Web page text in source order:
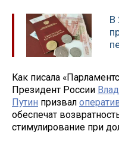
В
Как писала
Президент России
Путин призвал
обеспечат
стимулирование при